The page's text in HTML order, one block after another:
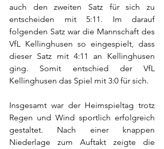
auch den zweiten Satz für sich zu
entscheiden mit 5:11. Im darauf
folgenden Satz war die Mannschaft des
VfL Kellinghusen so eingespielt, dass
dieser Satz mit 4:11 an Kellinghusen
ging. Somit entschied der VfL
Kellinghusen das Spiel mit 3:0 für sich.
Insgesamt war der Heimspieltag trotz
Regen und Wind sportlich erfolgreich
gestaltet. Nach einer knappen
Niederlage zum Auftakt zeigte die